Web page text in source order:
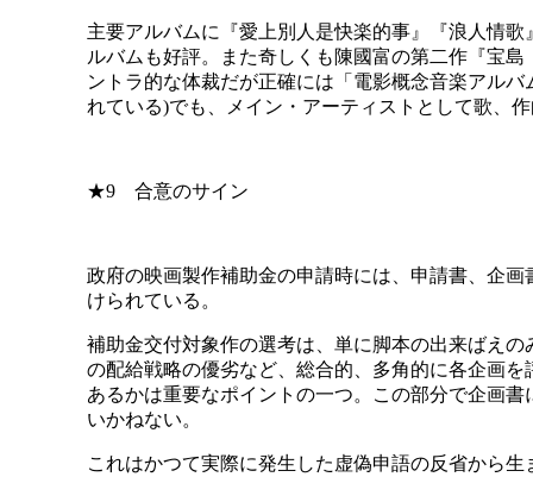
主要アルバムに『愛上別人是快楽的事』『浪人情
ルバムも好評。また奇しくも陳國富の第二作『宝
ントラ的な体裁だが正確には「電影概念音楽アル
れている)でも、メイン・アーティストとして歌、
★9 合意のサイン
政府の映画製作補助金の申請時には、申請書、企
けられている。
補助金交付対象作の選考は、単に脚本の出来ばえ
の配給戦略の優劣など、総合的、多角的に各企画
あるかは重要なポイントの一つ。この部分で企画
いかねない。
これはかつて実際に発生した虚偽申語の反省から